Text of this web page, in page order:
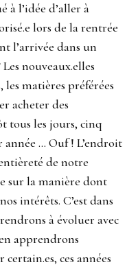
à l’idée d’aller à
lors de la rentrée
l’arrivée dans un
nouveaux.elles
les matières préférées
acheter des
tous les jours, cinq
… Ouf ! L’endroit
de notre
sur la manière dont
intérêts. C’est dans
à évoluer avec
apprendrons
ces années